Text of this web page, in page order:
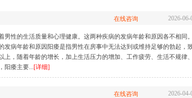
在线咨询 2026-06-
性的生活质量和心理健康。这两种疾病的发病年龄和原因各不相同。
发病年龄和原因阳痿是指男性在房事中无法达到或维持足够的勃起，
，随着年龄的增长，加上生活压力的增加、工作疲劳、生活不规律、
阳痿主要...[详细]
在线咨询 2026-04-